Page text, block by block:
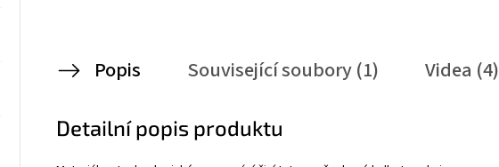
Popis Související soubory (1) Videa (4)
Detailní popis produktu